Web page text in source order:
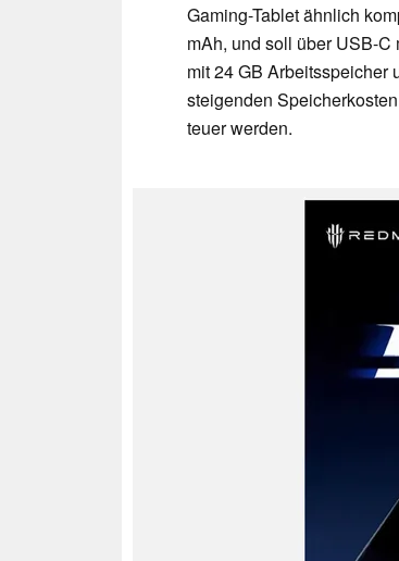
Gaming-Tablet ähnlich
mAh, und soll über USB-
mit 24 GB Arbeitsspeicher
steigenden
teuer werden.